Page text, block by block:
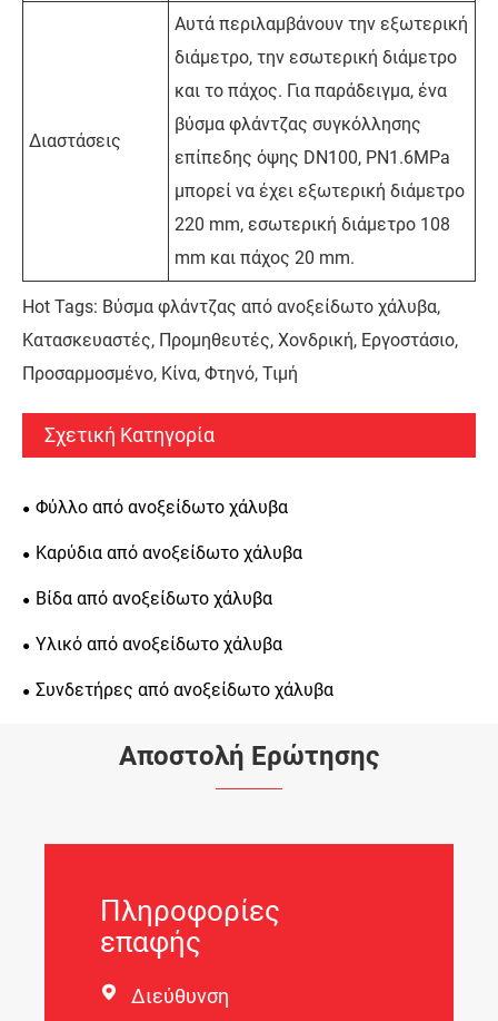
Διαστάσεις
Αυτά περιλαμβάνουν την εξωτερική
διάμετρο, την εσωτερική διάμετρο
και το πάχος. Για παράδειγμα, ένα
βύσμα φλάντζας συγκόλλησης
επίπεδης όψης DN100, PN1.6MPa
μπορεί να έχει εξωτερική διάμετρο
220 mm, εσωτερική διάμετρο 108
mm και πάχος 20 mm.
Hot Tags: Βύσμα φλάντζας από ανοξείδωτο χάλυβα,
Κατασκευαστές, Προμηθευτές, Χονδρική, Εργοστάσιο,
Προσαρμοσμένο, Κίνα, Φτηνό, Τιμή
Σχετική Κατηγορία
Φύλλο από ανοξείδωτο χάλυβα
Καρύδια από ανοξείδωτο χάλυβα
Βίδα από ανοξείδωτο χάλυβα
Υλικό από ανοξείδωτο χάλυβα
Συνδετήρες από ανοξείδωτο χάλυβα
Αποστολή Ερώτησης
Πληροφορίες
επαφής
 Διεύθυνση